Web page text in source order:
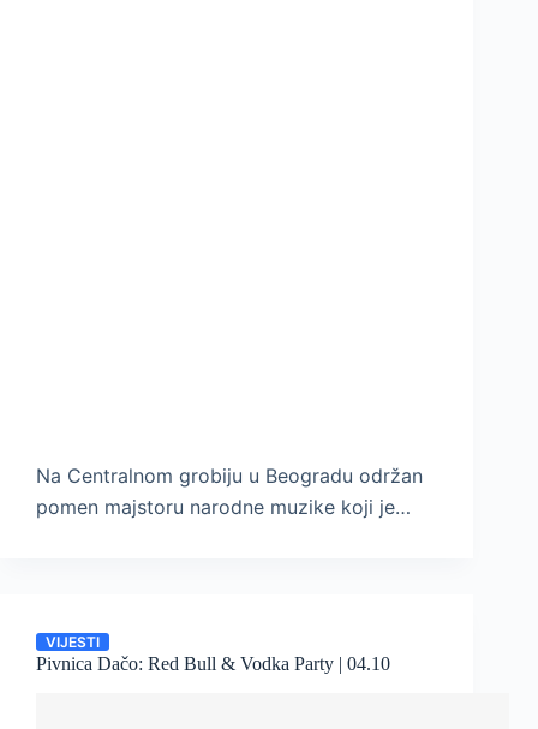
Na Centralnom grobiju u Beogradu održan
pomen majstoru narodne muzike koji je…
VIJESTI
Pivnica Dačo: Red Bull & Vodka Party | 04.10